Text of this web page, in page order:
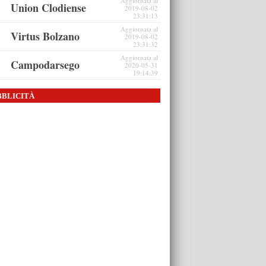
Union Clodiense
2019-08-02
23:31:13
Virtus Bolzano
Aggiornata al
2019-08-02
23:31:32
Campodarsego
Aggiornata al
2020-05-31
19:14:39